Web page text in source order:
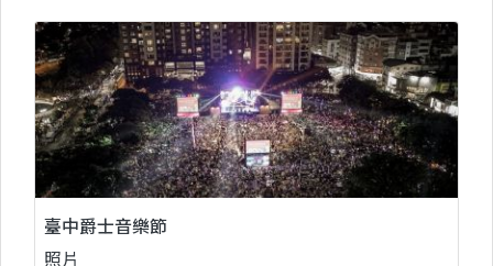
臺中爵士音樂節
照片